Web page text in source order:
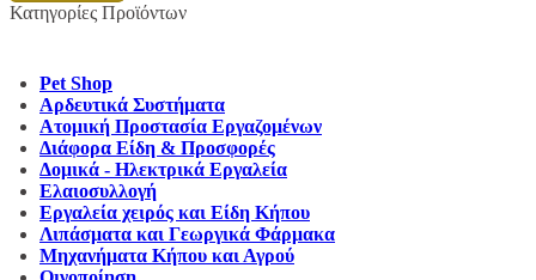
Κατηγορίες Προϊόντων
Pet Shop
Αρδευτικά Συστήματα
Ατομική Προστασία Εργαζομένων
Διάφορα Είδη & Προσφορές
Δομικά - Ηλεκτρικά Εργαλεία
Ελαιοσυλλογή
Εργαλεία χειρός και Είδη Κήπου
Λιπάσματα και Γεωργικά Φάρμακα
Μηχανήματα Κήπου και Αγρού